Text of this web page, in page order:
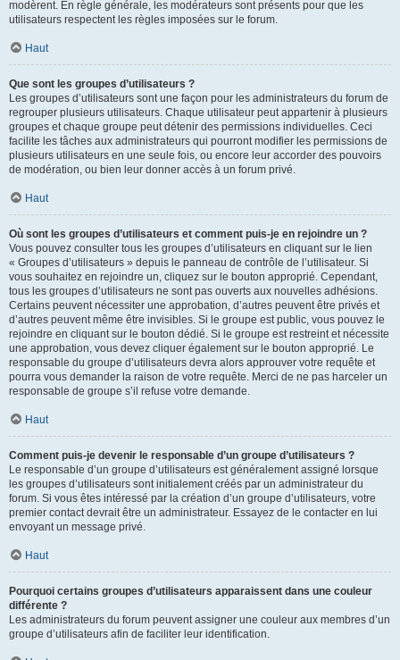
modèrent. En règle générale, les modérateurs sont présents pour que les
utilisateurs respectent les règles imposées sur le forum.
Haut
Que sont les groupes d’utilisateurs ?
Les groupes d’utilisateurs sont une façon pour les administrateurs du forum de
regrouper plusieurs utilisateurs. Chaque utilisateur peut appartenir à plusieurs
groupes et chaque groupe peut détenir des permissions individuelles. Ceci
facilite les tâches aux administrateurs qui pourront modifier les permissions de
plusieurs utilisateurs en une seule fois, ou encore leur accorder des pouvoirs
de modération, ou bien leur donner accès à un forum privé.
Haut
Où sont les groupes d’utilisateurs et comment puis-je en rejoindre un ?
Vous pouvez consulter tous les groupes d’utilisateurs en cliquant sur le lien
« Groupes d’utilisateurs » depuis le panneau de contrôle de l’utilisateur. Si
vous souhaitez en rejoindre un, cliquez sur le bouton approprié. Cependant,
tous les groupes d’utilisateurs ne sont pas ouverts aux nouvelles adhésions.
Certains peuvent nécessiter une approbation, d’autres peuvent être privés et
d’autres peuvent même être invisibles. Si le groupe est public, vous pouvez le
rejoindre en cliquant sur le bouton dédié. Si le groupe est restreint et nécessite
une approbation, vous devez cliquer également sur le bouton approprié. Le
responsable du groupe d’utilisateurs devra alors approuver votre requête et
pourra vous demander la raison de votre requête. Merci de ne pas harceler un
responsable de groupe s’il refuse votre demande.
Haut
Comment puis-je devenir le responsable d’un groupe d’utilisateurs ?
Le responsable d’un groupe d’utilisateurs est généralement assigné lorsque
les groupes d’utilisateurs sont initialement créés par un administrateur du
forum. Si vous êtes intéressé par la création d’un groupe d’utilisateurs, votre
premier contact devrait être un administrateur. Essayez de le contacter en lui
envoyant un message privé.
Haut
Pourquoi certains groupes d’utilisateurs apparaissent dans une couleur
différente ?
Les administrateurs du forum peuvent assigner une couleur aux membres d’un
groupe d’utilisateurs afin de faciliter leur identification.